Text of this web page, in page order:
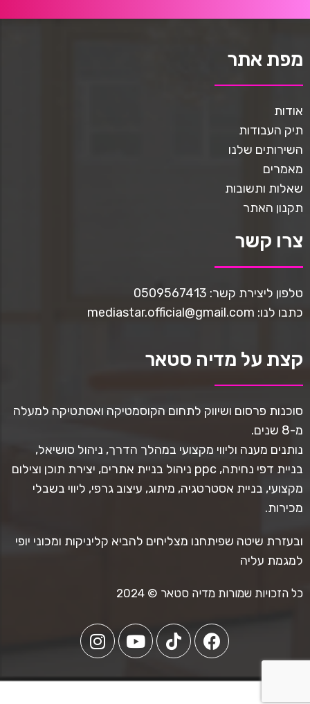
מפת אתר
אודות
תיק העבודות
השירותים שלנו
מאמרים
שאלות ותשובות
תקנון האתר
צרו קשר
טלפון ליצירת קשר: 0509567413
כתבו לנו: mediastar.official@gmail.com
קצת על מדיה סטאר
סוכנות פרסום ושיווק לתחום הקוסמטיקה ואסתטיקה למעלה
מ-8 שנים.
נותנים מענה וליווי מקצועי במהלך הדרך, ניהול סושיאל,
בניית דפי נחיתה, ppc ניהול בניית אתרים, יצירת תוכן וצילום
מקצועי, בניית אסטרטגיה, מיתוג, עיצוב גרפי, ליווי בשבלי
מכירות.
ובעזרת שיטה שפיתחנו מצליחים להביא קליניקות ומכוני יופי
למגמת עליה
כל הזכויות שמורות מדיה סטאר © 2024